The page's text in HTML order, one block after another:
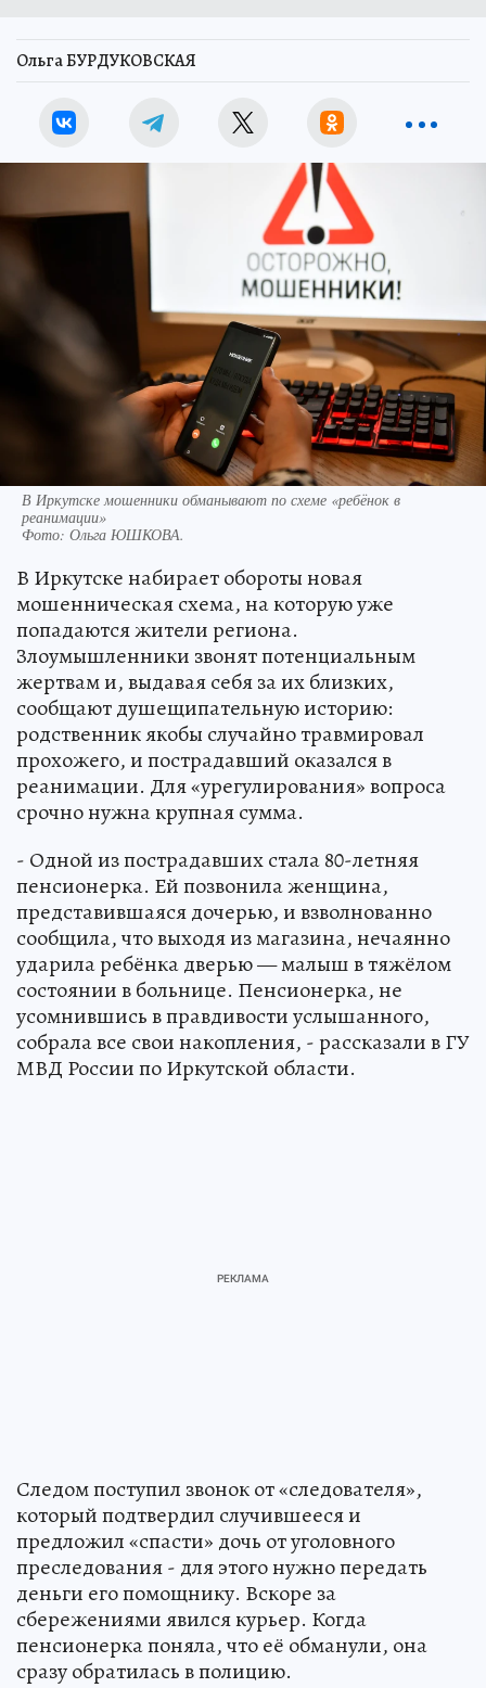
Ольга БУРДУКОВСКАЯ
В Иркутске мошенники обманывают по схеме «ребёнок в
реанимации»
Фото: Ольга ЮШКОВА.
В Иркутске набирает обороты новая
мошенническая схема, на которую уже
попадаются жители региона.
Злоумышленники звонят потенциальным
жертвам и, выдавая себя за их близких,
сообщают душещипательную историю:
родственник якобы случайно травмировал
прохожего, и пострадавший оказался в
реанимации. Для «урегулирования» вопроса
срочно нужна крупная сумма.
- Одной из пострадавших стала 80-летняя
пенсионерка. Ей позвонила женщина,
представившаяся дочерью, и взволнованно
сообщила, что выходя из магазина, нечаянно
ударила ребёнка дверью — малыш в тяжёлом
состоянии в больнице. Пенсионерка, не
усомнившись в правдивости услышанного,
собрала все свои накопления, - рассказали в ГУ
МВД России по Иркутской области.
Следом поступил звонок от «следователя»,
который подтвердил случившееся и
предложил «спасти» дочь от уголовного
преследования - для этого нужно передать
деньги его помощнику. Вскоре за
сбережениями явился курьер. Когда
пенсионерка поняла, что её обманули, она
сразу обратилась в полицию.